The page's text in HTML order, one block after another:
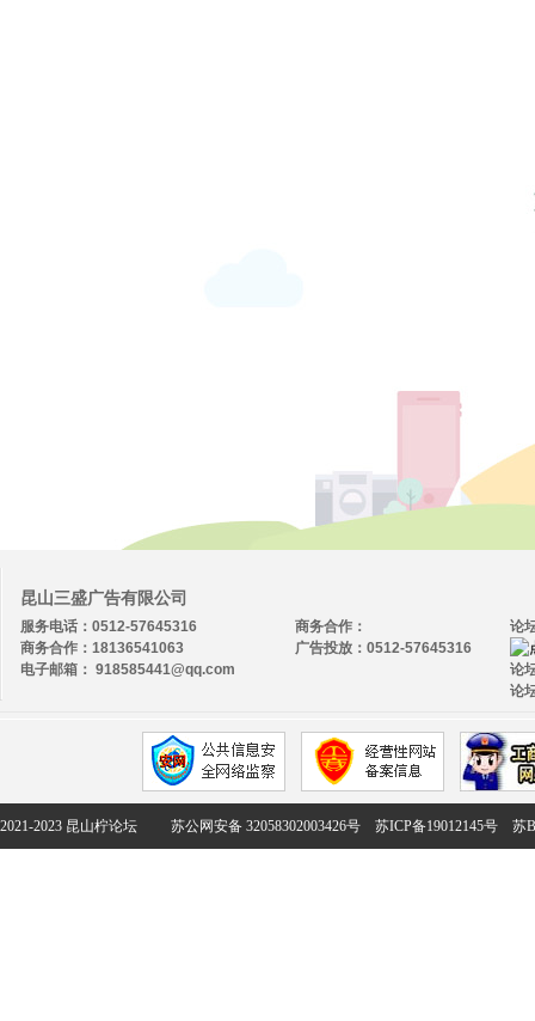
昆山三盛广告有限公司
服务电话：0512-57645316
商务合作：18136541063
电子邮箱： 918585441@qq.com
论
论
论
商务合作：
广告投放：0512-57645316
2021-2023 昆山柠论坛 苏公网安备 32058302003426号 苏ICP备19012145号 苏